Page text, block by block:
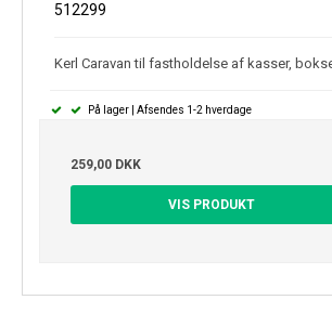
512299
Kerl Caravan til fastholdelse af kasser,
På lager | Afsendes 1-2 hverdage
259,00 DKK
VIS PRODUKT